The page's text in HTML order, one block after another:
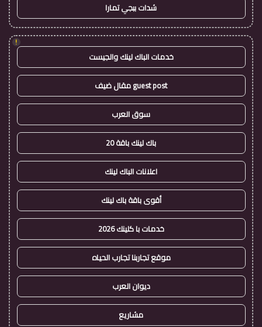
شدات ببجي تمارا
!
خدمات الباك لينك والجيست
guest post مقال ضيف
سوق العرب
باك لينك باقة 20
اعلانات الباك لينك
أقوى باقة باك لينك
خدمات با كلينك 2026
موقع تجاربنا تجارب الحياه
ديوان العرب
مشاريع